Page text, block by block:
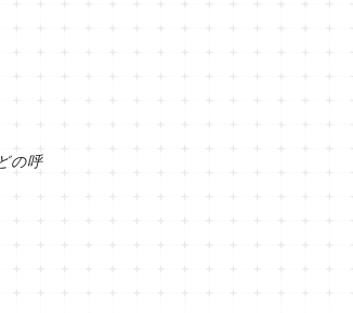
の呼